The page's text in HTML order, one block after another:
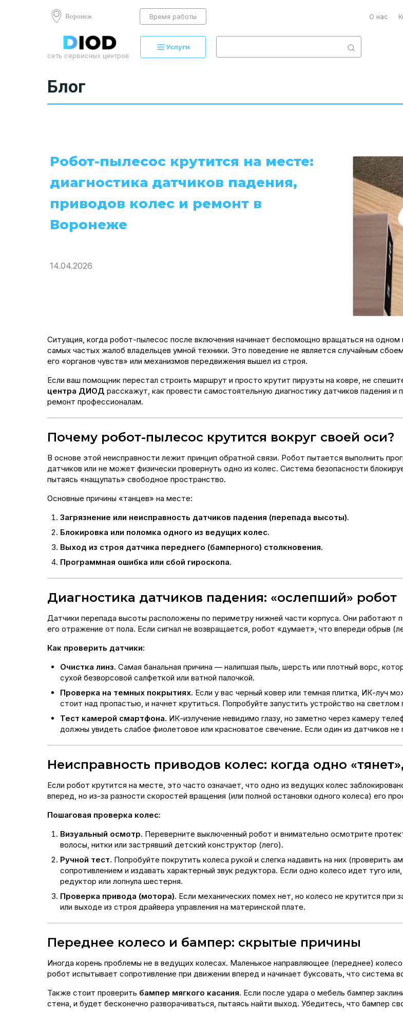
Воронеж Время работы О нас
сеть сервисных центров
Услуги
Блог
Робот-пылесос крутится на месте:
диагностика датчиков падения,
приводов колес и ремонт в
Воронеже
14.04.2026
Ситуация, когда робот-пылесос после включения начинает беспомощно вращаться на
самых частых жалоб владельцев умной техники. Это поведение не является случайным
его «органов чувств» или механизмов передвижения вышел из строя.
Если ваш помощник перестал строить маршрут и просто крутит пируэты на ковре, не
центра ДИОД расскажут, как провести самостоятельную диагностику датчиков падения
ремонт профессионалам.
Почему робот-пылесос крутится вокруг своей оси?
В основе этой неисправности лежит принцип обратной связи. Робот пытается выполнить
датчиков или не может физически провернуть одно из колес. Система безопасности
пытаясь «нащупать» свободное пространство.
Основные причины «танцев» на месте:
Загрязнение или неисправность датчиков падения (перепада высоты).
Блокировка или поломка одного из ведущих колес.
Выход из строя датчика переднего (бамперного) столкновения.
Программная ошибка или сбой гироскопа.
Диагностика датчиков падения: «ослепший» робот
Датчики перепада высоты расположены по периметру нижней части корпуса. Они работают
его отражение от пола. Если сигнал не возвращается, робот «думает», что впереди обрыв
Как проверить датчики:
Очистка линз. Самая банальная причина — налипшая пыль, шерсть или плотный ворс,
сухой безворсовой салфеткой или ватной палочкой.
Проверка на темных покрытиях. Если у вас черный ковер или темная плитка, ИК-луч
стоит над пропастью, и начнет крутиться. Попробуйте запустить устройство на светлом
Тест камерой смартфона. ИК-излучение невидимо глазу, но заметно через камеру
должны увидеть слабое фиолетовое или красноватое свечение. Если один из датчиков
Неисправность приводов колес: когда одно
Если робот крутится на месте, это часто означает, что одно из ведущих колес
вперед, но из-за разности скоростей вращения (или полной остановки одного колеса) его
Пошаговая проверка колес:
Визуальный осмотр. Переверните выключенный робот и внимательно осмотрите
волосы, нитки или застрявший детский конструктор (лего).
Ручной тест. Попробуйте покрутить колеса рукой и слегка надавить на них
сопротивлением и издавать характерный звук редуктора. Если одно колесо идет туго
редуктор или лопнула шестерня.
Проверка привода (мотора). Если механических помех нет, но колесо не крутится
или выходе из строя драйвера управления на материнской плате.
Переднее колесо и бампер: скрытые причины
Иногда корень проблемы не в ведущих колесах. Маленькое направляющее (переднее)
робот испытывает сопротивление при движении вперед и начинает буксовать, что система
Также стоит проверить бампер мягкого касания. Если после удара о мебель бампер
стена, и будет бесконечно разворачиваться, пытаясь найти выход. Убедитесь, что бампер